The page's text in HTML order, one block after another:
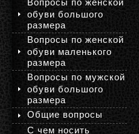
Вопросы по женской
обуви большого
размера
Вопросы по женской
обуви маленького
размера
Вопросы по мужской
обуви большого
размера
Общие вопросы
С чем носить